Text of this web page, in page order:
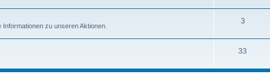
zu unseren Aktionen.
3
33